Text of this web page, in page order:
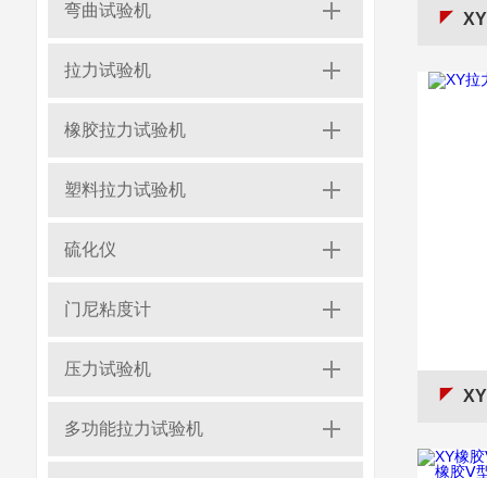
弯曲试验机
拉力试验机
橡胶拉力试验机
塑料拉力试验机
硫化仪
门尼粘度计
压力试验机
多功能拉力试验机
XY